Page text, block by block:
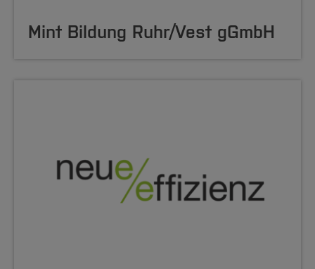
Mint Bildung Ruhr/Vest gGmbH